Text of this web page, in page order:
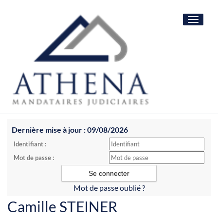
Toggle
Dernière mise à jour : 09/08/2026
Identifiant :
Mot de passe :
Mot de passe oublié ?
Camille STEINER